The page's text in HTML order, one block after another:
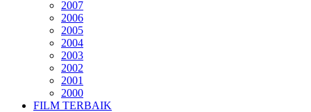
2007
2006
2005
2004
2003
2002
2001
2000
FILM TERBAIK